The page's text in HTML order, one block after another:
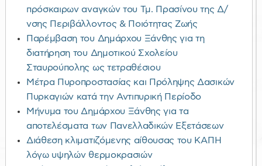
πρόσκαιρων αναγκών του Τμ. Πρασίνου της Δ/
νσης Περιβάλλοντος & Ποιότητας Ζωής
Παρέμβαση του Δημάρχου Ξάνθης για τη
διατήρηση του Δημοτικού Σχολείου
Σταυρούπολης ως τετραθέσιου
Μέτρα Πυροπροστασίας και Πρόληψης Δασικών
Πυρκαγιών κατά την Αντιπυρική Περίοδο
Μήνυμα του Δημάρχου Ξάνθης για τα
αποτελέσματα των Πανελλαδικών Εξετάσεων
Διάθεση κλιματιζόμενης αίθουσας του ΚΑΠΗ
λόγω υψηλών θερμοκρασιών